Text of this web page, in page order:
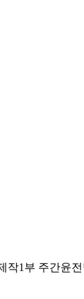
1부 주간윤